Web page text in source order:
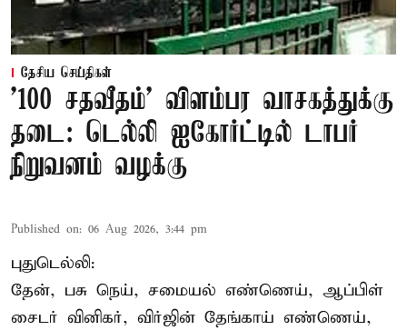
தேசிய செய்திகள்
'100 சதவீதம்' விளம்பர வாசகத்துக்கு
தடை: டெல்லி ஐகோர்ட்டில் டாபர்
நிறுவனம் வழக்கு
Published on: 06 Aug 2026, 3:44 pm
புதுடெல்லி:
தேன், பசு நெய், சமையல் எண்ணெய், ஆப்பிள்
சைடர் வினிகர், விர்ஜின் தேங்காய் எண்ணெய்,